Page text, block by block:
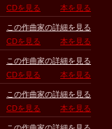
CDを見る
本を見る
この作曲家の詳細を見る
CDを見る
本を見る
この作曲家の詳細を見る
CDを見る
本を見る
この作曲家の詳細を見る
CDを見る
本を見る